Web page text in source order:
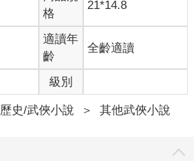
格
21*14.8
適讀年
齡
全齡適讀
級別
歷史/武俠小說 ＞ 其他武俠小說